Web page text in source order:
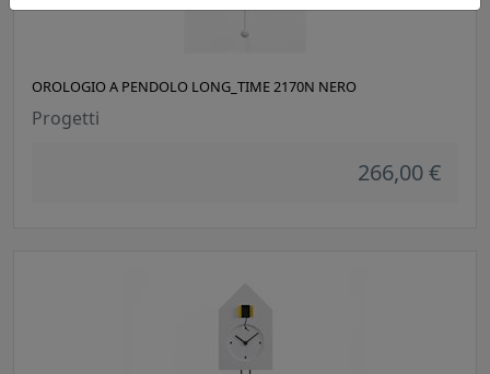
OROLOGIO A PENDOLO LONG_TIME 2170N NERO
Progetti
266,00 €